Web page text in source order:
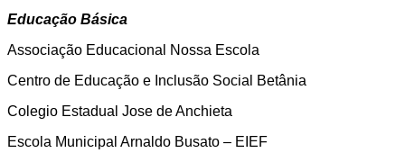
Educação Básica
Associação Educacional Nossa Escola
Centro de Educação e Inclusão Social Betânia
Colegio Estadual Jose de Anchieta
Escola Municipal Arnaldo Busato – EIEF